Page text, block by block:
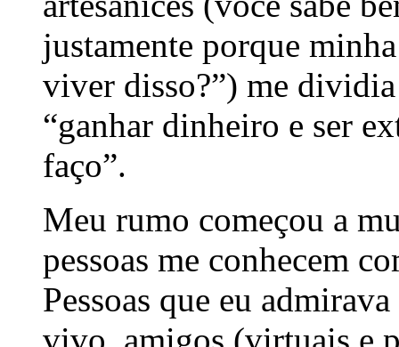
justamente porque
viver disso?”) me
“ganhar dinheiro e ser
faço”.
Meu rumo começou a
pessoas me conhecem
Pessoas que eu